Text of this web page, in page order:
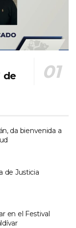
de
da bienvenida a
de Justicia
en el Festival